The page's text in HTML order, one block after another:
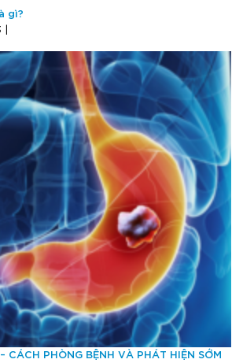
gì?
CÁCH PHÒNG BỆNH VÀ PHÁT HIỆN SỚM